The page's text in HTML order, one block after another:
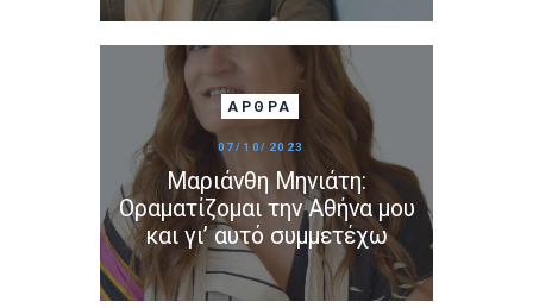
ΆΡΘΡΑ
07/10/2023
Μαριάνθη Μηνιάτη:
Οραματίζομαι την Αθήνα μου
και γι’ αυτό συμμετέχω